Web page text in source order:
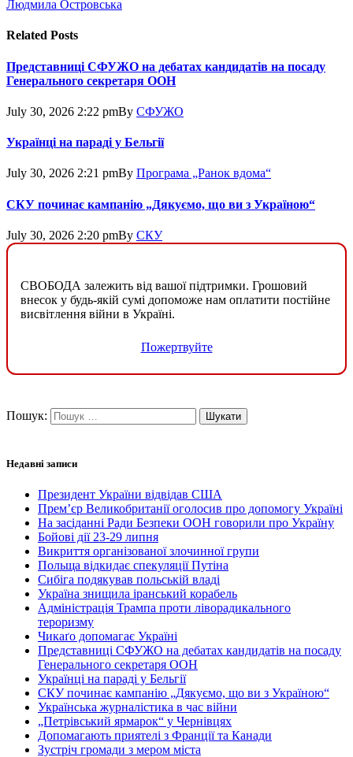
Людмила Островська
Related Posts
Представниці СФУЖО на дебатах кандидатів на посаду
Генерального секретаря ООН
July 30, 2026 2:22 pmBy СФУЖО
Українці на параді у Бельгії
July 30, 2026 2:21 pmBy Програма „Ранок вдома“
СКУ починає кампанію „Дякуємо, що ви з Україною“
July 30, 2026 2:20 pmBy СКУ
СВОБОДА залежить від вашої підтримки. Грошовий
внесок у будь-якій сумі допоможе нам оплатити постійне
висвітлення війни в Україні.
Пожертвуйте
Пошук:
Недавні записи
Президент України відвідав США
Прем’єр Великобританії оголосив про допомогу Україні
На засіданні Ради Безпеки ООН говорили про Україну
Бойові дії 23-29 липня
Викриття організованої злочинної групи
Польща відкидає спекуляції Путіна
Сибіга подякував польській владі
Україна знищила іранський корабель
Адміністрація Трампа проти ліворадикального
тероризму
Чикаґо допомагає Україні
Представниці СФУЖО на дебатах кандидатів на посаду
Генерального секретаря ООН
Українці на параді у Бельгії
СКУ починає кампанію „Дякуємо, що ви з Україною“
Українська журналістика в час війни
„Петрівський ярмарок“ у Чернівцях
Допомагають приятелі з Франції та Канади
Зустріч громади з мером міста